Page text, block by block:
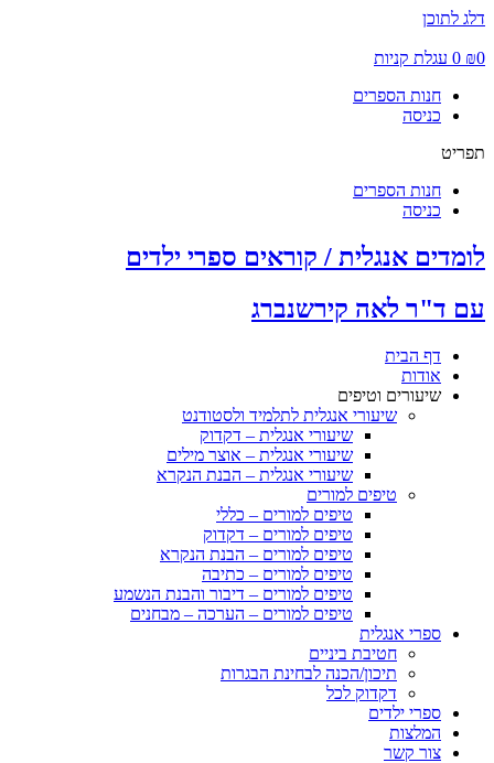
דלג לתוכן
₪0
0 עגלת קניות
חנות הספרים
כניסה
תפריט
חנות הספרים
כניסה
לומדים אנגלית / קוראים ספרי ילדים
עם ד"ר לאה קירשנברג
דף הבית
אודות
שיעורים וטיפים
שיעורי אנגלית לתלמיד ולסטודנט
שיעורי אנגלית – דקדוק
שיעורי אנגלית – אוצר מילים
שיעורי אנגלית – הבנת הנקרא
טיפים למורים
טיפים למורים – כללי
טיפים למורים – דקדוק
טיפים למורים – הבנת הנקרא
טיפים למורים – כתיבה
טיפים למורים – דיבור והבנת הנשמע
טיפים למורים – הערכה – מבחנים
ספרי אנגלית
חטיבת ביניים
תיכון/הכנה לבחינת הבגרות
דקדוק לכל
ספרי ילדים
המלצות
צור קשר